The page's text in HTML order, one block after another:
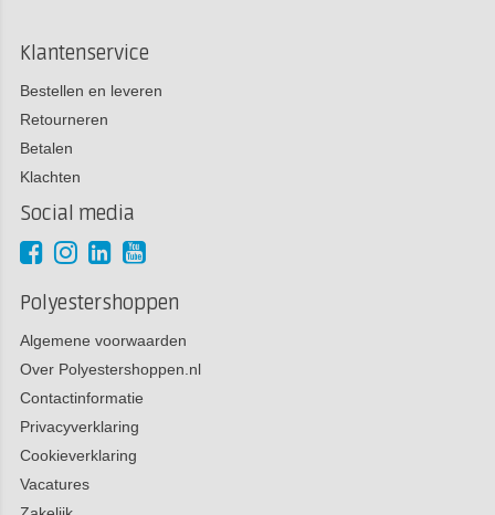
Klantenservice
Bestellen en leveren
Retourneren
Betalen
Klachten
Social media
Polyestershoppen
Algemene voorwaarden
Over Polyestershoppen.nl
Contactinformatie
Privacyverklaring
Cookieverklaring
Vacatures